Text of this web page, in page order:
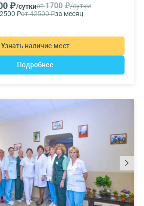
₽/суткиот1700 ₽/сутки
₽от 42500 ₽за месяц
Узнать наличие мест
Подробнее